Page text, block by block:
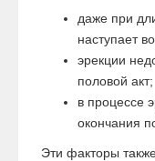
даже при
наступает
эрекции
половой акт;
в процессе
окончания
Эти факторы